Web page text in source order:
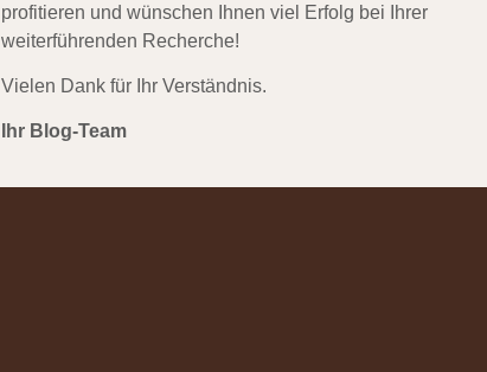
profitieren und wünschen Ihnen viel Erfolg bei Ihrer
weiterführenden Recherche!
Vielen Dank für Ihr Verständnis.
Ihr Blog-Team